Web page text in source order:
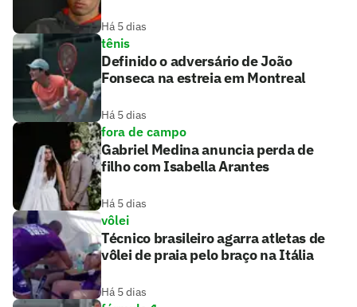
Há 5 dias
tênis
Definido o adversário de João
Fonseca na estreia em Montreal
Há 5 dias
fora de campo
Gabriel Medina anuncia perda de
filho com Isabella Arantes
Há 5 dias
vôlei
Técnico brasileiro agarra atletas de
vôlei de praia pelo braço na Itália
Há 5 dias